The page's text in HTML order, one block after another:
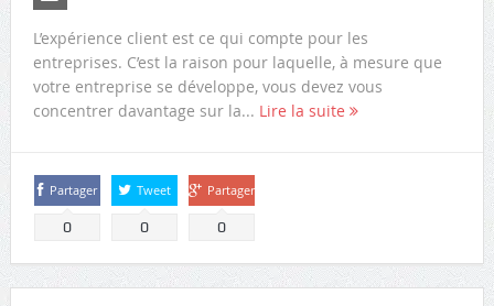
L’expérience client est ce qui compte pour les
entreprises. C’est la raison pour laquelle, à mesure que
votre entreprise se développe, vous devez vous
concentrer davantage sur la... Lire la suite
Partager
0
Tweet
0
Partager
0